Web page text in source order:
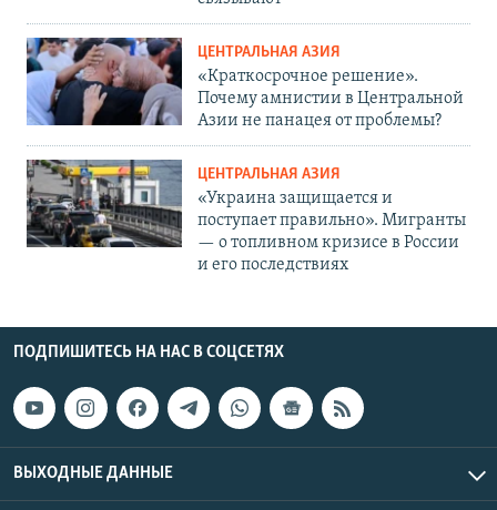
ЦЕНТРАЛЬНАЯ АЗИЯ
«Краткосрочное решение».
Почему амнистии в Центральной
Азии не панацея от проблемы?
ЦЕНТРАЛЬНАЯ АЗИЯ
«Украина защищается и
поступает правильно». Мигранты
— о топливном кризисе в России
и его последствиях
ПОДПИШИТЕСЬ НА НАС В СОЦСЕТЯХ
ВЫХОДНЫЕ ДАННЫЕ